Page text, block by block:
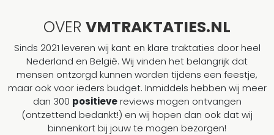
OVER VMTRAKTATIES.NL
Sinds 2021 leveren wij kant en klare traktaties door heel
Nederland en België. Wij vinden het belangrijk dat
mensen ontzorgd kunnen worden tijdens een feestje,
maar ook voor ieders budget. Inmiddels hebben wij meer
dan 300 positievereviews mogen ontvangen
(ontzettend bedankt!) en wij hopen dan ook dat wij
binnenkort bij jouw te mogen bezorgen!